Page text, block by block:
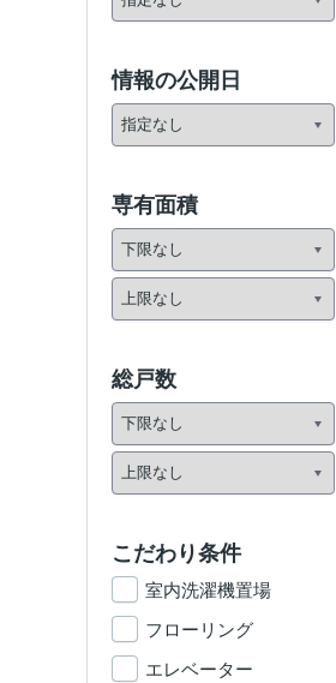
情報の公開日
専有面積
総戸数
こだわり条件
室内洗濯機置場
フローリング
エレベーター